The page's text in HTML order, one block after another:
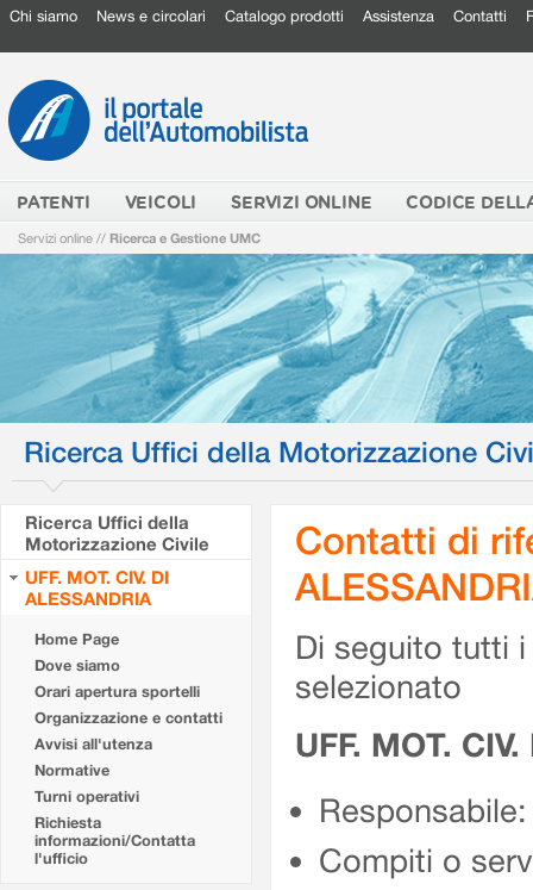
Chi siamo News e circolari Catalogo prodotti Assistenza Contatti
PATENTI VEICOLI SERVIZI ONLINE CODICE
Servizi online // Ricerca e Gestione UMC
Ricerca Uffici della Motorizzazione
Ricerca Uffici della
Motorizzazione Civile
UFF. MOT. CIV. DI
ALESSANDRIA
Home Page
Dove siamo
Orari apertura sportelli
Organizzazione e contatti
Avvisi all'utenza
Normative
Turni operativi
Richiesta
informazioni/Contatta
l'ufficio
Contatti di
Di seguito tutti
selezionato
UFF. MOT.
Compiti o